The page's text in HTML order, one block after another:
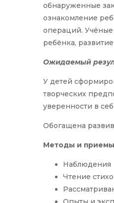
обнаруженные
ознакомление
операций.
ребёнка,
Ожидаемый
У детей
творческих
уверенности в
Обогащена
Методы и
Наблюдения
Чтение